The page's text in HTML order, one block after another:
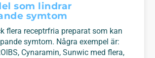
som lindrar
symtom
flera receptrfria preparat som kan
symtom. Några exempel är:
Cynaramin, Sunwic med flera,